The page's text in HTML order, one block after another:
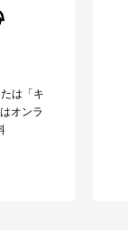
は「キ
オンラ